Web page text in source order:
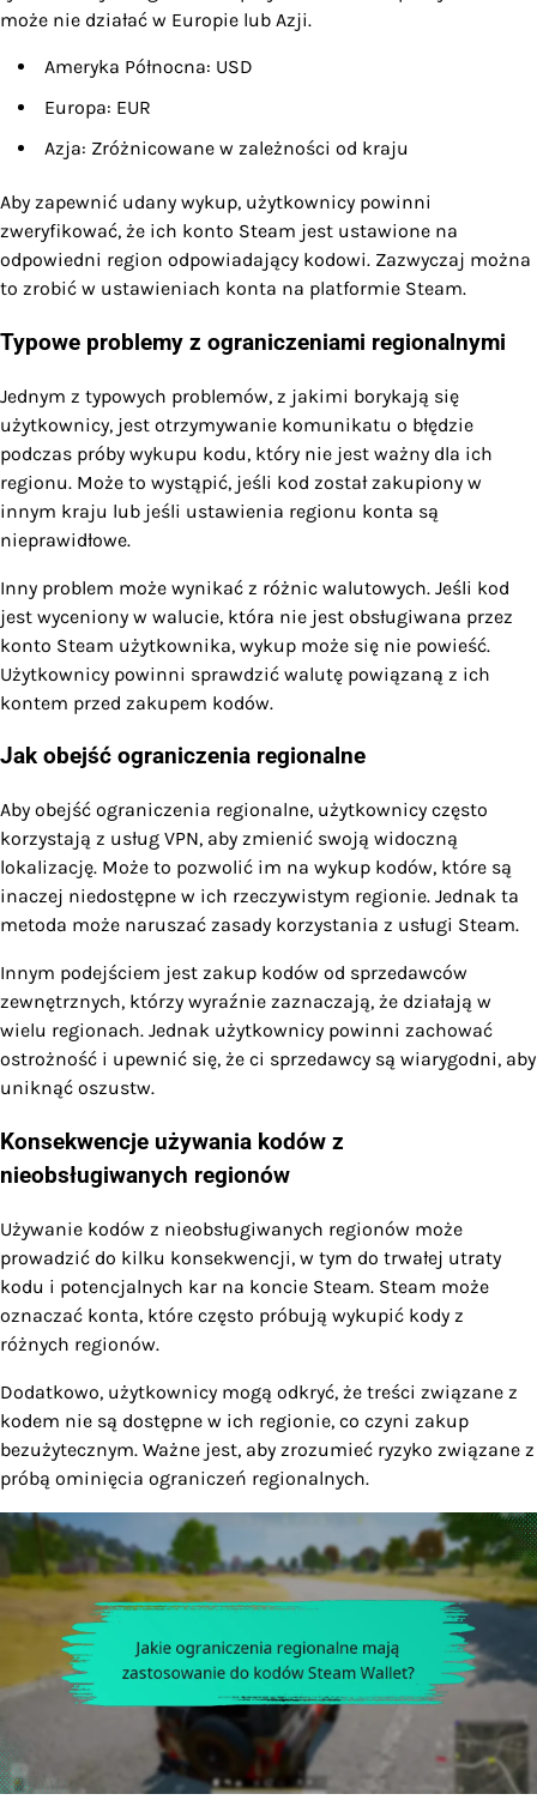
może nie działać w Europie lub Azji.
Ameryka Północna: USD
Europa: EUR
Azja: Zróżnicowane w zależności od kraju
Aby zapewnić udany wykup, użytkownicy powinni
zweryfikować, że ich konto Steam jest ustawione na
odpowiedni region odpowiadający kodowi. Zazwyczaj można
to zrobić w ustawieniach konta na platformie Steam.
Typowe problemy z ograniczeniami regionalnymi
Jednym z typowych problemów, z jakimi borykają się
użytkownicy, jest otrzymywanie komunikatu o błędzie
podczas próby wykupu kodu, który nie jest ważny dla ich
regionu. Może to wystąpić, jeśli kod został zakupiony w
innym kraju lub jeśli ustawienia regionu konta są
nieprawidłowe.
Inny problem może wynikać z różnic walutowych. Jeśli kod
jest wyceniony w walucie, która nie jest obsługiwana przez
konto Steam użytkownika, wykup może się nie powieść.
Użytkownicy powinni sprawdzić walutę powiązaną z ich
kontem przed zakupem kodów.
Jak obejść ograniczenia regionalne
Aby obejść ograniczenia regionalne, użytkownicy często
korzystają z usług VPN, aby zmienić swoją widoczną
lokalizację. Może to pozwolić im na wykup kodów, które są
inaczej niedostępne w ich rzeczywistym regionie. Jednak ta
metoda może naruszać zasady korzystania z usługi Steam.
Innym podejściem jest zakup kodów od sprzedawców
zewnętrznych, którzy wyraźnie zaznaczają, że działają w
wielu regionach. Jednak użytkownicy powinni zachować
ostrożność i upewnić się, że ci sprzedawcy są wiarygodni, aby
uniknąć oszustw.
Konsekwencje używania kodów z
nieobsługiwanych regionów
Używanie kodów z nieobsługiwanych regionów może
prowadzić do kilku konsekwencji, w tym do trwałej utraty
kodu i potencjalnych kar na koncie Steam. Steam może
oznaczać konta, które często próbują wykupić kody z
różnych regionów.
Dodatkowo, użytkownicy mogą odkryć, że treści związane z
kodem nie są dostępne w ich regionie, co czyni zakup
bezużytecznym. Ważne jest, aby zrozumieć ryzyko związane z
próbą ominięcia ograniczeń regionalnych.